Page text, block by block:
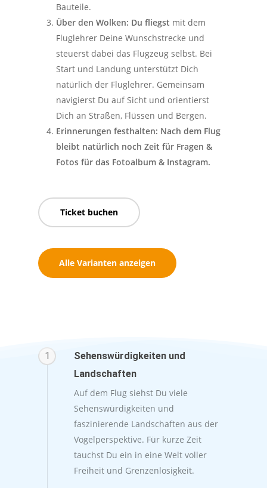
Bauteile.
Über den Wolken: Du fliegst mit dem
Fluglehrer Deine Wunschstrecke und
steuerst dabei das Flugzeug selbst. Bei
Start und Landung unterstützt Dich
natürlich der Fluglehrer. Gemeinsam
navigierst Du auf Sicht und orientierst
Dich an Straßen, Flüssen und Bergen.
Erinnerungen festhalten: Nach dem Flug
bleibt natürlich noch Zeit für Fragen &
Fotos für das Fotoalbum & Instagram.
Ticket buchen
Alle Varianten anzeigen
1
Sehenswürdigkeiten und
Landschaften
Auf dem Flug siehst Du viele
Sehenswürdigkeiten und
faszinierende Landschaften aus der
Vogelperspektive. Für kurze Zeit
tauchst Du ein in eine Welt voller
Freiheit und Grenzenlosigkeit.